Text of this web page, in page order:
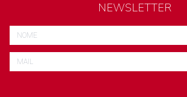
NEWSLETTER